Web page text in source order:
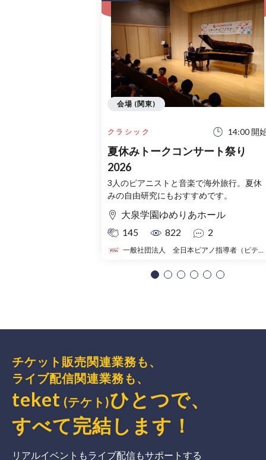
クラシック 14:00 開
夏休みトークコンサート祭り
2026
3人のピアニストと音楽で海外旅行。夏休
みの自由研究にもおすすめです。
大泉学園ゆめりあホール
145
822 2
一般社団法人 全日本ピアノ指導者（ピティナ）
会場 (関東)
チケット販売関連業務も、
ライブ配信関連業務も、
teket (テケト)ひとつで、
すべて完結 します ！
リアルイベントもライブ配信もサポートする